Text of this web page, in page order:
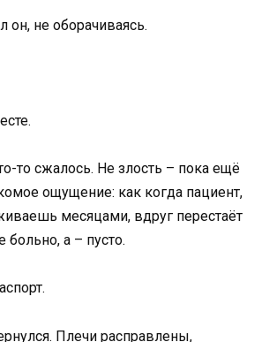
он, не оборачиваясь.
то сжалось. Не злость – пока ещё
ощущение: как когда пациент,
месяцами, вдруг перестаёт
больно, а – пусто.
Плечи расправлены,